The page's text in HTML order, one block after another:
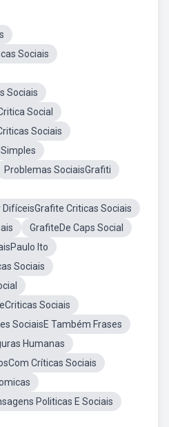
Sociais
Sociais
Social
Sociais
Problemas SociaisGrafiti
Criticas Sociais
GrafiteDe Caps Social
Ito
Sociais
Sociais
SociaisE Também Frases
Humanas
Críticas Sociais
Politicas E Sociais